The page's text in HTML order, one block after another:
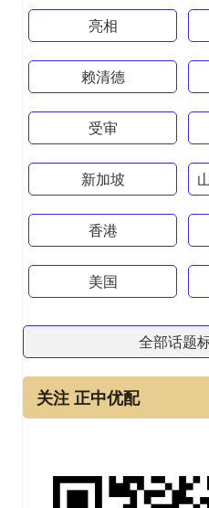
亮相
赖清德
受审
新加坡
香港
美国
全部话题
关注 正中优配